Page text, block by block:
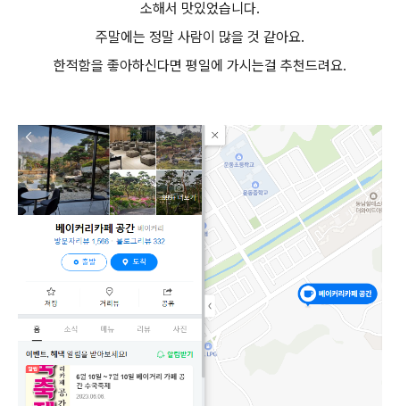
소해서 맛있었습니다.
주말에는 정말 사람이 많을 것 같아요.
한적함을 좋아하신다면 평일에 가시는걸 추천드려요.